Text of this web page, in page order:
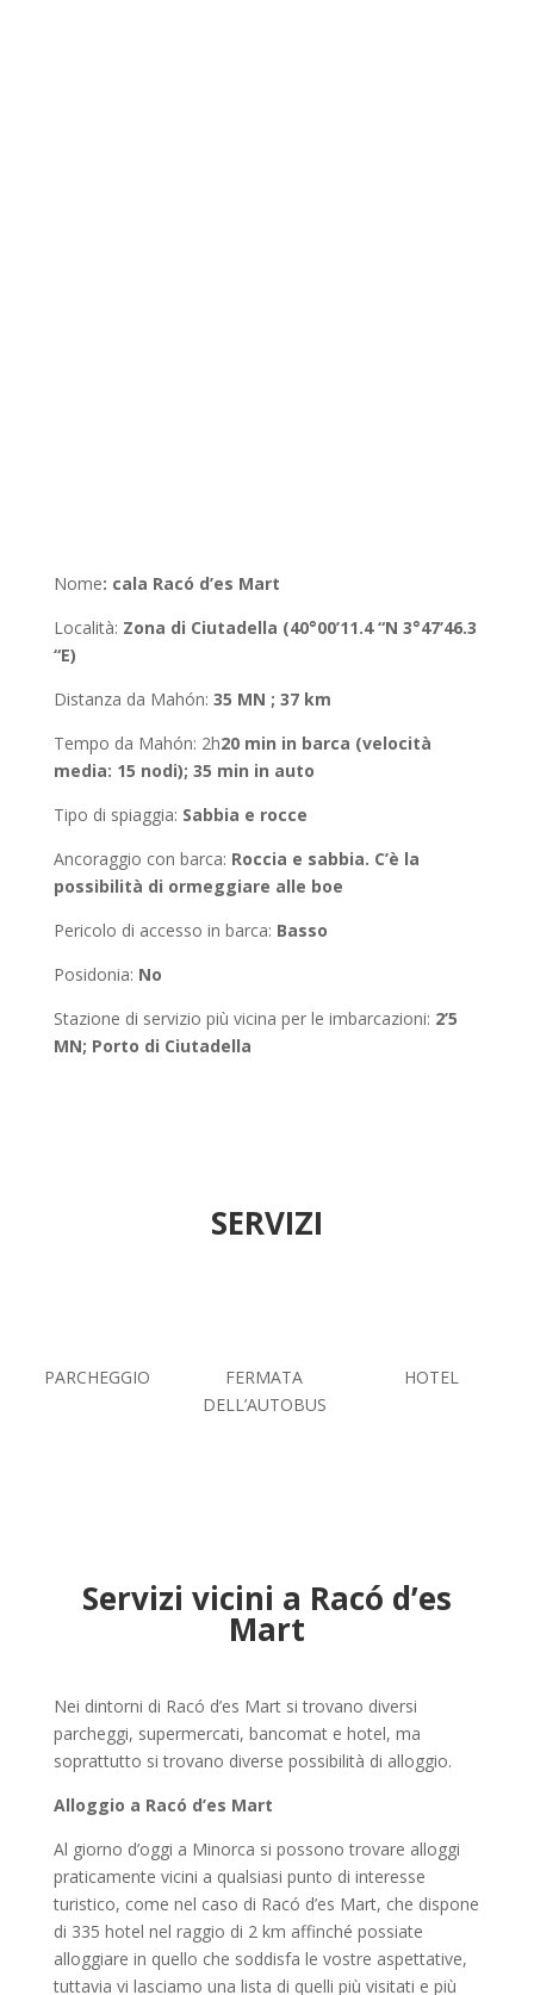
Nome: cala Racó d’es Mart
Località: Zona di Ciutadella (40°00’11.4 “N 3°47’46.3
“E)
Distanza da Mahón: 35 MN ; 37 km
Tempo da Mahón: 2h20 min in barca (velocità
media: 15 nodi); 35 min in auto
Tipo di spiaggia: Sabbia e rocce
Ancoraggio con barca: Roccia e sabbia. C’è la
possibilità di ormeggiare alle boe
Pericolo di accesso in barca: Basso
Posidonia: No
Stazione di servizio più vicina per le imbarcazioni: 2’5
MN; Porto di Ciutadella
SERVIZI
PARCHEGGIO
FERMATA
DELL’AUTOBUS
HOTEL
Servizi vicini a Racó d’es
Mart
Nei dintorni di Racó d’es Mart si trovano diversi
parcheggi, supermercati, bancomat e hotel, ma
soprattutto si trovano diverse possibilità di alloggio.
Alloggio a Racó d’es Mart
Al giorno d’oggi a Minorca si possono trovare alloggi
praticamente vicini a qualsiasi punto di interesse
turistico, come nel caso di Racó d’es Mart, che dispone
di 335 hotel nel raggio di 2 km affinché possiate
alloggiare in quello che soddisfa le vostre aspettative,
tuttavia vi lasciamo una lista di quelli più visitati e più